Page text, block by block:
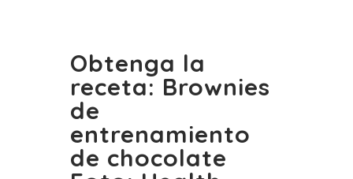
Obtenga la
receta: Brownies
de
entrenamiento
de chocolate